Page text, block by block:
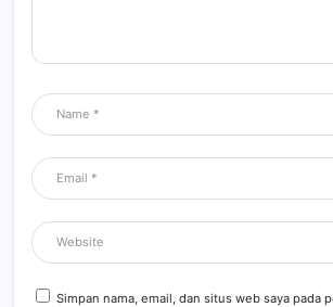
Simpan nama, email, dan situs web saya pada